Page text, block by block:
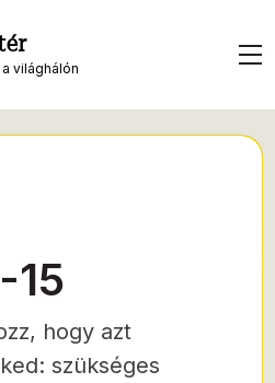
világhálón
15
hogy azt
szükséges